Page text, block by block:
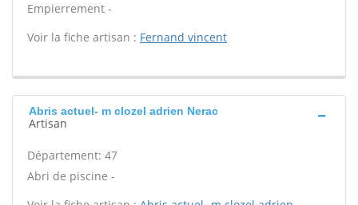
Empierrement -
Voir la fiche artisan : Fernand vincent
Abris actuel- m clozel adrien Nerac
Artisan
Département: 47
Abri de piscine -